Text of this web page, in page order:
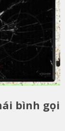
bình gọi